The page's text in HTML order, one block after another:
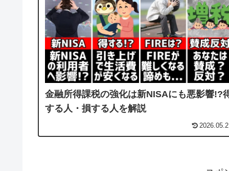
金融所得課税の強化は新NISAにも悪影響!?
する人・損する人を解説